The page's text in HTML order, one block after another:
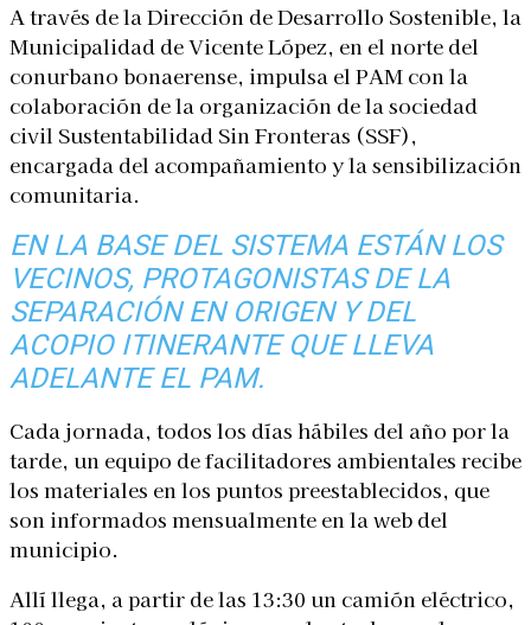
A través de la Dirección de Desarrollo Sostenible, la
Municipalidad de Vicente López, en el norte del
conurbano bonaerense, impulsa el PAM con la
colaboración de la organización de la sociedad
civil Sustentabilidad Sin Fronteras (SSF),
encargada del acompañamiento y la sensibilización
comunitaria.
EN LA BASE DEL SISTEMA ESTÁN LOS
VECINOS, PROTAGONISTAS DE LA
SEPARACIÓN EN ORIGEN Y DEL
ACOPIO ITINERANTE QUE LLEVA
ADELANTE EL PAM.
Cada jornada, todos los días hábiles del año por la
tarde, un equipo de facilitadores ambientales recibe
los materiales en los puntos preestablecidos, que
son informados mensualmente en la web del
municipio.
Allí llega, a partir de las 13:30 un camión eléctrico,